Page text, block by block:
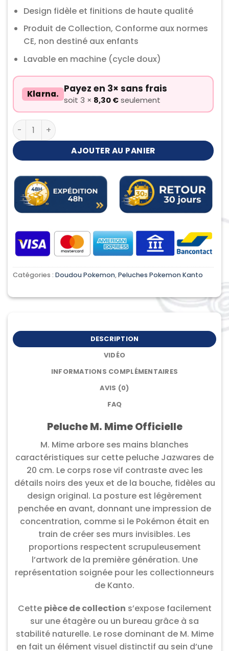
Design fidèle et finitions de haute qualité
Produit de Collection, Conforme aux normes
CE, non destiné aux enfants
Lavable en machine (cycle doux)
Klarna. Payez en 3× sans frais
soit 3 × 8,30 € seulement
quantité de Peluche M. Mime
AJOUTER AU PANIER
Catégories : Doudou Pokemon,Peluches Pokemon Kanto
DESCRIPTION
VIDÉO
INFORMATIONS COMPLÉMENTAIRES
AVIS (0)
FAQ
Peluche M. Mime Officielle
M. Mime arbore ses mains blanches
caractéristiques sur cette peluche Jazwares de
20 cm. Le corps rose vif contraste avec les
détails noirs des yeux et de la bouche, fidèles au
design original. La posture est légèrement
penchée en avant, donnant une impression de
concentration, comme si le Pokémon était en
train de créer ses murs invisibles. Les
proportions respectent scrupuleusement
l’artwork de la première génération. Une
représentation soignée pour les collectionneurs
de Kanto.
Cette pièce de collection s’expose facilement
sur une étagère ou un bureau grâce à sa
stabilité naturelle. Le rose dominant de M. Mime
en fait un élément visuel distinctif au sein d’une